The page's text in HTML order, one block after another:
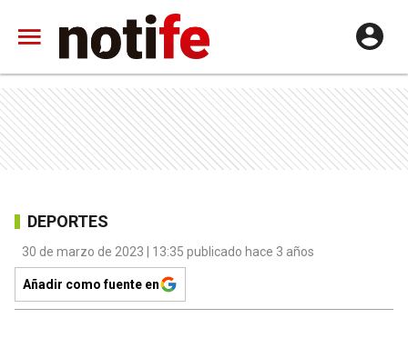
DEPORTES
30 de marzo de 2023 | 13:35 publicado hace 3 años
Añadir como fuente en